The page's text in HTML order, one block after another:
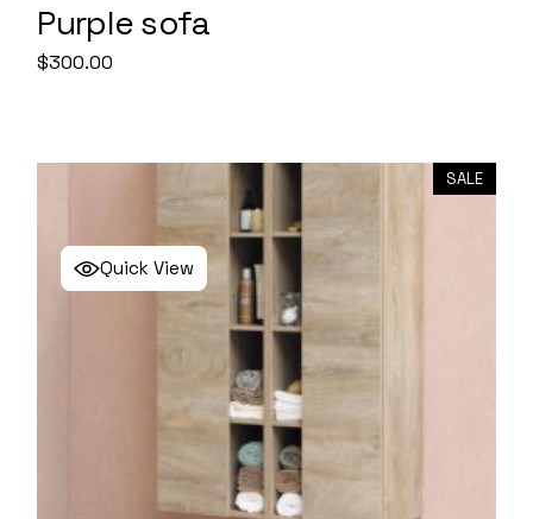
Purple sofa
$300.00
SALE
Quick View